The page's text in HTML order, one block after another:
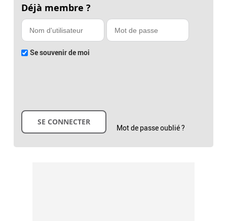
Déjà membre ?
Se souvenir de moi
Mot de passe oublié ?